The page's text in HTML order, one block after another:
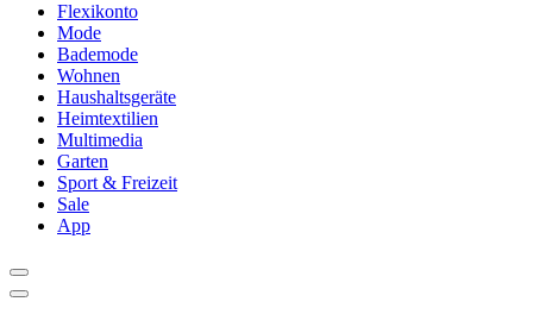
Flexikonto
Mode
Bademode
Wohnen
Haushaltsgeräte
Heimtextilien
Multimedia
Garten
Sport & Freizeit
Sale
App